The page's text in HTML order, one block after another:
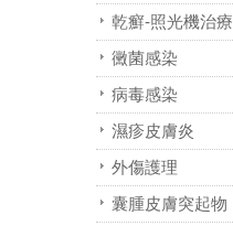
乾癬-照光機治療
黴菌感染
病毒感染
濕疹皮膚炎
外傷護理
囊腫皮膚突起物